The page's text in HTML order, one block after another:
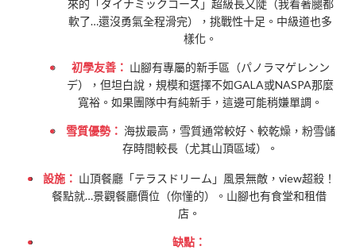
來的「ダイナミックコース」超級長又陡（我看著腿都
軟了…還沒勇氣全程滑完），挑戰性十足。中級道也多
樣化。
初學友善： 山腳有專屬的新手區（パノラマゲレンン
デ），但坦白說，規模和選擇不如GALA或NASPA那麼
寬裕。如果團隊中有純新手，這邊可能稍嫌單調。
雪質優勢： 海拔最高，雪質通常較好、較乾燥，粉雪儲
存時間較長（尤其山頂區域）。
設施： 山頂餐廳「テラスドリーム」風景無敵，view超殺！
餐點就…景觀餐廳價位（你懂的）。山腳也有食堂和租借
店。
缺點：